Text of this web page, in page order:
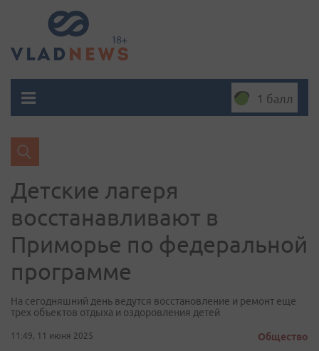
1 балл
Детские лагеря
восстанавливают в
Приморье по федеральной
программе
На сегодняшний день ведутся восстановление и ремонт еще
трех объектов отдыха и оздоровления детей
11:49, 11 июня 2025 Общество